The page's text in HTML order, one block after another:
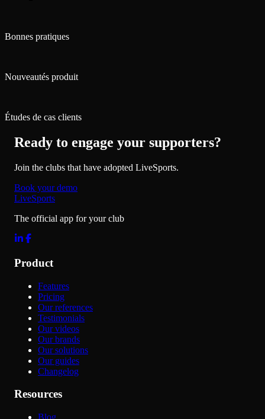
Bonnes pratiques
Nouveautés produit
Études de cas clients
Ready to engage your supporters?
Join the clubs that have adopted LiveSports.
Book your demo
LiveSports
The official app for your club
Product
Features
Pricing
Our references
Testimonials
Our videos
Our brands
Our solutions
Our guides
Changelog
Resources